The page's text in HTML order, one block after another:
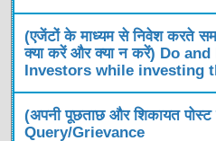
(एजेंटों के माध्यम से निवेश करते
क्या करें और क्या न करें) Do
Investors while investing
(अपनी पूछताछ और शिकायत
Query/Grievance